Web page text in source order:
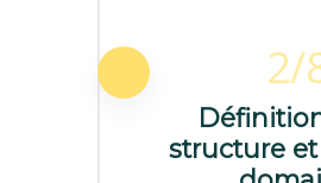
2/
structure